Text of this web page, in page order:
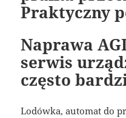
Praktyczny
Naprawa
serwis
często
Lodówka, automat do